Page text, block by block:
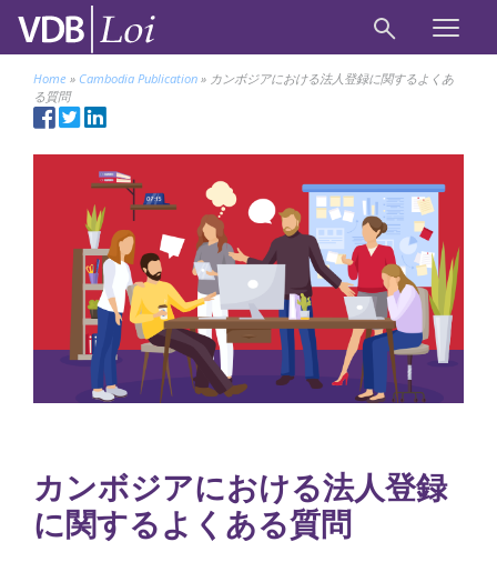
Home » Cambodia Publication » カンボジアにおける法人登録に関するよくあ
る質問
カンボジアにおける法人登録
に関するよくある質問